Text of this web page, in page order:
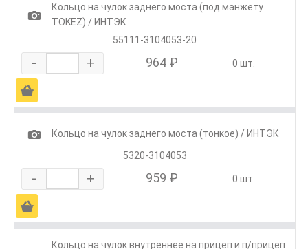
1
Кольцо на чулок заднего моста (под манжету
TOKEZ) / ИНТЭК
55111-3104053-20
- + 964 ₽ 0 шт.
Ä
1
Кольцо на чулок заднего моста (тонкое) / ИНТЭК
5320-3104053
- + 959 ₽ 0 шт.
Ä
Кольцо на чулок внутреннее на прицеп и п/прицеп